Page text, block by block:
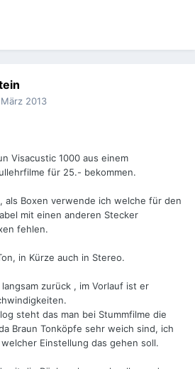
2013
Visacustic 1000 aus einem
für 25.- bekommen.
Boxen verwende ich welche für den
mit einen anderen Stecker
fehlen.
in Kürze auch in Stereo.
zurück , im Vorlauf ist er
steht das man bei Stummfilme die
Braun Tonköpfe sehr weich sind, ich
Einstellung das gehen soll.